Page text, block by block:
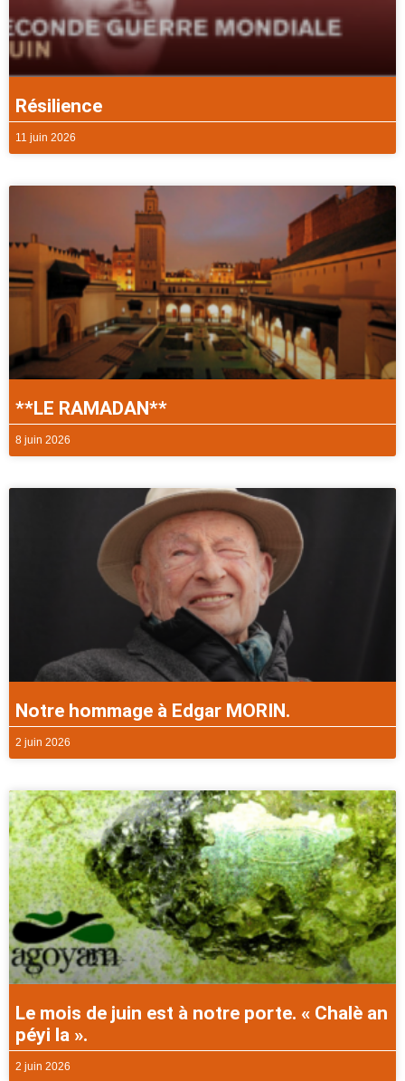
Résilience
11 juin 2026
**LE RAMADAN**
8 juin 2026
Notre hommage à Edgar MORIN.
2 juin 2026
Le mois de juin est à notre porte. « Chalè an
péyi la ».
2 juin 2026